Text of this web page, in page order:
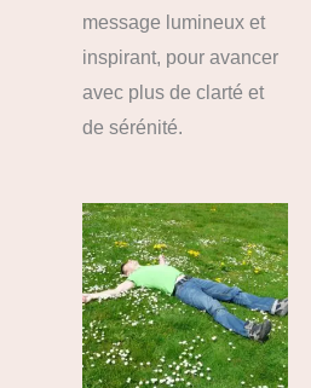
message lumineux et
inspirant, pour avancer
avec plus de clarté et
de sérénité.